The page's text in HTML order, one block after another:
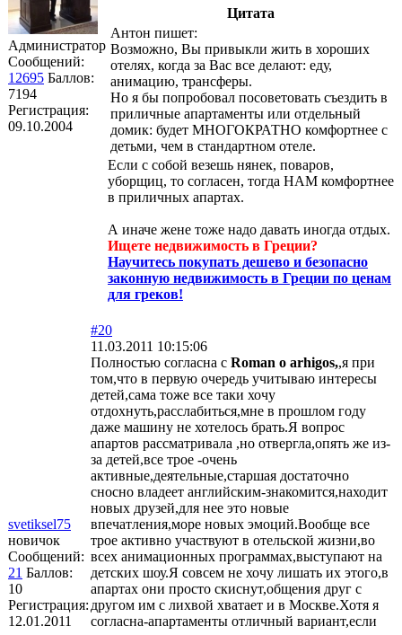
Администратор
Сообщений:
12695 Баллов:
7194
Регистрация:
09.10.2004
Цитата
Антон пишет:
Возможно, Вы привыкли жить в хороших
отелях, когда за Вас все делают: еду,
анимацию, трансферы.
Но я бы попробовал посоветовать съездить в
приличные апартаменты или отдельный
домик: будет МНОГОКРАТНО комфортнее с
детьми, чем в стандартном отеле.
Если с собой везешь нянек, поваров,
уборщиц, то согласен, тогда НАМ комфортнее
в приличных апартах.
А иначе жене тоже надо давать иногда отдых.
Ищете недвижимость в Греции?
Научитесь покупать дешево и безопасно
законную недвижимость в Греции по ценам
для греков!
svetiksel75
новичок
Сообщений:
21 Баллов:
10
Регистрация:
12.01.2011
#20
11.03.2011 10:15:06
Полностью согласна с Roman o arhigos,,я при
том,что в первую очередь учитываю интересы
детей,сама тоже все таки хочу
отдохнуть,расслабиться,мне в прошлом году
даже машину не хотелось брать.Я вопрос
апартов рассматривала ,но отвергла,опять же из-
за детей,все трое -очень
активные,деятельные,старшая достаточно
сносно владеет английским-знакомится,находит
новых друзей,для нее это новые
впечатления,море новых эмоций.Вообще все
трое активно участвуют в отельской жизни,во
всех анимационных программах,выступают на
детских шоу.Я совсем не хочу лишать их этого,в
апартах они просто скиснут,общения друг с
другом им с лихвой хватает и в Москве.Хотя я
согласна-апартаменты отличный вариант,если